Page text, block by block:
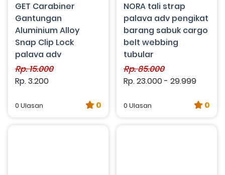
GET Carabiner
Gantungan
Aluminium Alloy
Snap Clip Lock
palava adv
Rp. 15.000
Rp. 3.200
0 Ulasan 0
NORA tali strap
palava adv pengikat
barang sabuk cargo
belt webbing
tubular
Rp. 85.000
Rp. 23.000 - 29.999
0 Ulasan 0